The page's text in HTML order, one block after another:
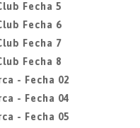
Fecha 5
Fecha 6
Fecha 7
Fecha 8
- Fecha 02
- Fecha 04
- Fecha 05